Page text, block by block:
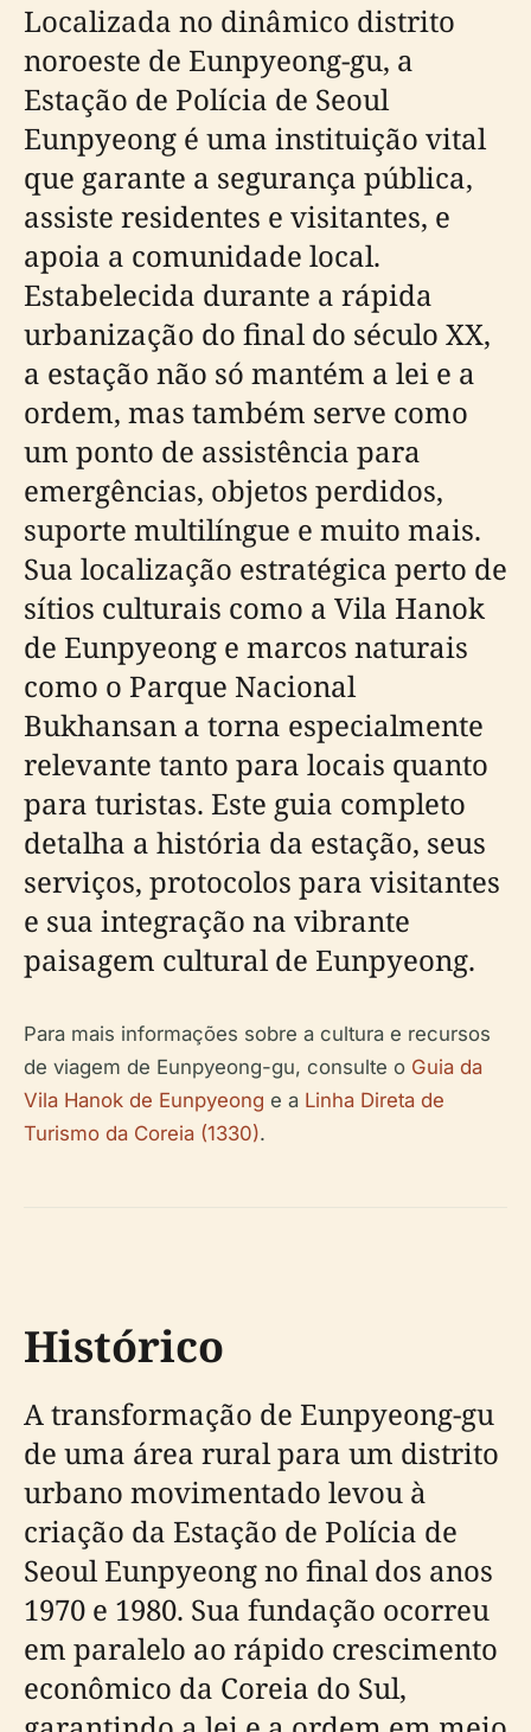
Localizada no dinâmico distrito
noroeste de Eunpyeong-gu, a
Estação de Polícia de Seoul
Eunpyeong é uma instituição vital
que garante a segurança pública,
assiste residentes e visitantes, e
apoia a comunidade local.
Estabelecida durante a rápida
urbanização do final do século XX,
a estação não só mantém a lei e a
ordem, mas também serve como
um ponto de assistência para
emergências, objetos perdidos,
suporte multilíngue e muito mais.
Sua localização estratégica perto de
sítios culturais como a Vila Hanok
de Eunpyeong e marcos naturais
como o Parque Nacional
Bukhansan a torna especialmente
relevante tanto para locais quanto
para turistas. Este guia completo
detalha a história da estação, seus
serviços, protocolos para visitantes
e sua integração na vibrante
paisagem cultural de Eunpyeong.
Para mais informações sobre a cultura e recursos
de viagem de Eunpyeong-gu, consulte o Guia da
Vila Hanok de Eunpyeong e a Linha Direta de
Turismo da Coreia (1330).
Histórico
A transformação de Eunpyeong-gu
de uma área rural para um distrito
urbano movimentado levou à
criação da Estação de Polícia de
Seoul Eunpyeong no final dos anos
1970 e 1980. Sua fundação ocorreu
em paralelo ao rápido crescimento
econômico da Coreia do Sul,